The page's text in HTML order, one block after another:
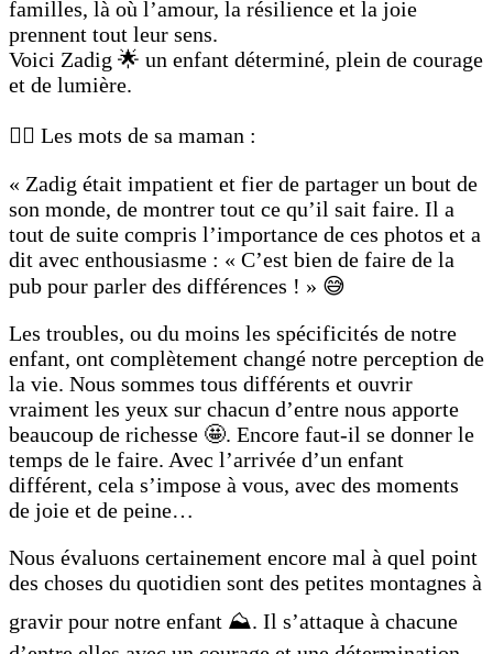
familles, là où l’amour, la résilience et la joie
prennent tout leur sens.
Voici Zadig 🌟 un enfant déterminé, plein de courage
et de lumière.
✍🏼 Les mots de sa maman :
« Zadig était impatient et fier de partager un bout de
son monde, de montrer tout ce qu’il sait faire. Il a
tout de suite compris l’importance de ces photos et a
dit avec enthousiasme : « C’est bien de faire de la
pub pour parler des différences ! » 😅
Les troubles, ou du moins les spécificités de notre
enfant, ont complètement changé notre perception de
la vie. Nous sommes tous différents et ouvrir
vraiment les yeux sur chacun d’entre nous apporte
beaucoup de richesse 🤩. Encore faut-il se donner le
temps de le faire. Avec l’arrivée d’un enfant
différent, cela s’impose à vous, avec des moments
de joie et de peine…
Nous évaluons certainement encore mal à quel point
des choses du quotidien sont des petites montagnes à
gravir pour notre enfant ⛰️. Il s’attaque à chacune